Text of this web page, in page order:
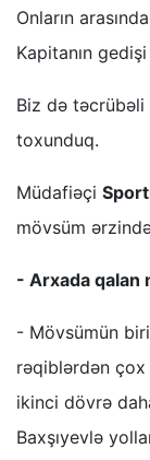
Onların
Kapitanın
Biz də təcrübəli
toxunduq.
Müdafiəçi
mövsüm
- Arxada qalan
- Mövsümün
rəqiblərdən çox
ikinci dövrə
Baxşıyevlə